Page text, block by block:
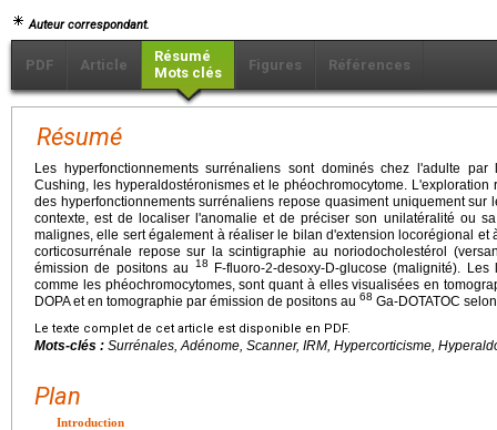
Auteur correspondant.
PDF Article
Résumé
Mots clés
Figures Références
Résumé
Les hyperfonctionnements surrénaliens sont dominés chez l'adulte
Cushing, les hyperaldostéronismes et le phéochromocytome.
des hyperfonctionnements surrénaliens repose quasiment uniquement sur
contexte, est de localiser l'anomalie et de préciser son unilatéralité ou
malignes, elle sert également à réaliser le bilan d'extension locorégional et
corticosurrénale repose sur la scintigraphie au noriodocholestérol
émission de positons au
18
F-fluoro-2-desoxy-D-glucose (malignité).
comme les phéochromocytomes, sont quant à elles visualisées en
DOPA et en tomographie par émission de positons au 68 Ga-DOTATOC
Le texte complet de cet article est disponible en PDF.
Mots-clés : Surrénales, Adénome, Scanner, IRM, Hypercorticisme,
Plan
Introduction